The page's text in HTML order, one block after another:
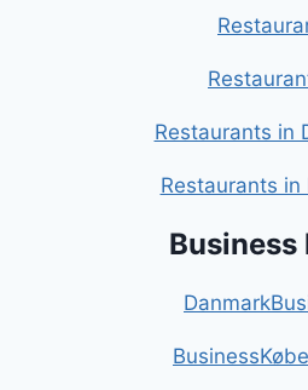
Restaurants in
Restaurants in
Business